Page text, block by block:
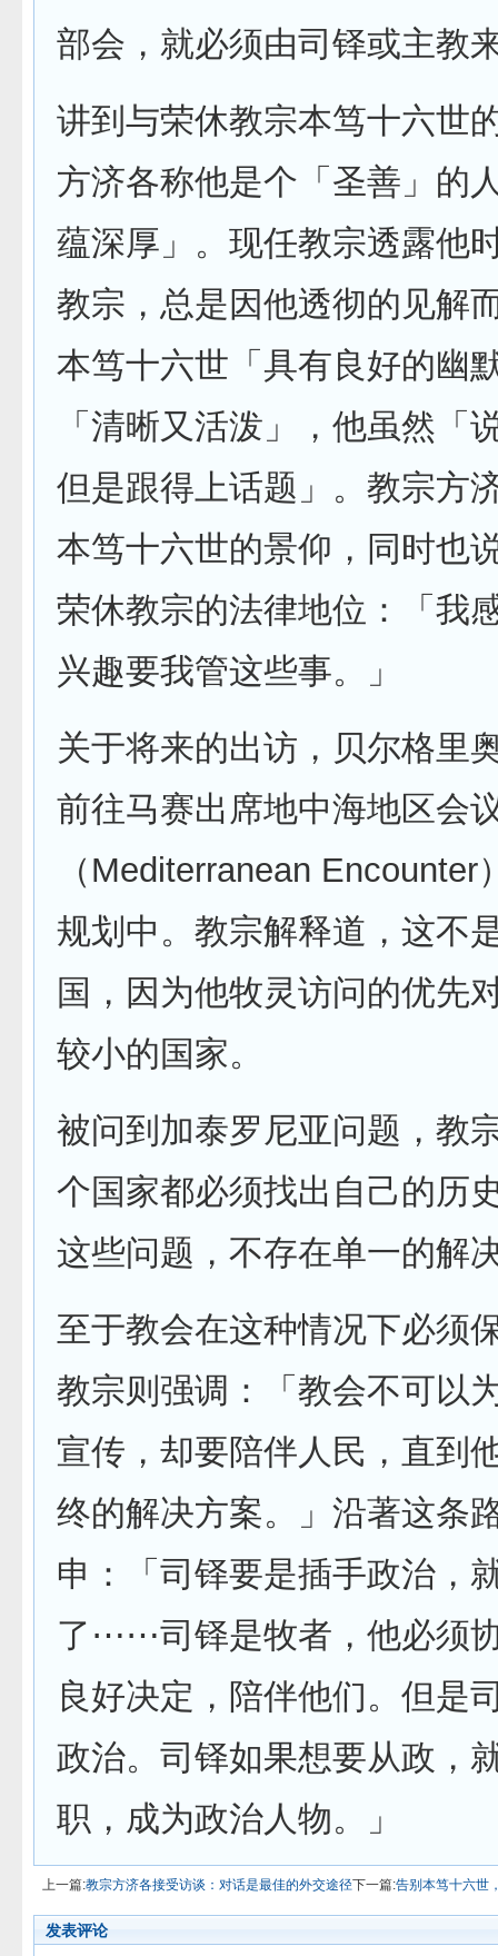
部会，就必须由司铎或主教
讲到与荣休教宗本笃十六世
方济各称他是个「圣善」的
蕴深厚」。现任教宗透露他
教宗，总是因他透彻的见解
本笃十六世「具有良好的幽
「清晰又活泼」，他虽然「
但是跟得上话题」。教宗方
本笃十六世的景仰，同时也
荣休教宗的法律地位：「我
兴趣要我管这些事。」
关于将来的出访，贝尔格里
前往马赛出席地中海地区会
（Mediterranean Encounter
规划中。教宗解释道，这不
国，因为他牧灵访问的优先
较小的国家。
被问到加泰罗尼亚问题，教
个国家都必须找出自己的历
这些问题，不存在单一的解
至于教会在这种情况下必须
教宗则强调：「教会不可以
宣传，却要陪伴人民，直到
终的解决方案。」沿著这条
申：「司铎要是插手政治，
了⋯⋯司铎是牧者，他必须
良好决定，陪伴他们。但是
政治。司铎如果想要从政，
职，成为政治人物。」
上一篇:教宗方济各接受访谈：对话是最佳的外交途径下一篇:告别本笃十六世
发表评论